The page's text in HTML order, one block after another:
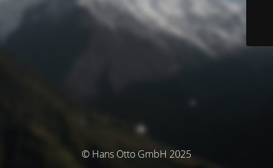
© Hans Otto GmbH 2025